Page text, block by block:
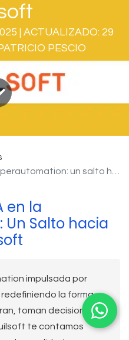
| ACTUALIZADO: 29
PESCIO
un salto hacia el futuro con Quilsoft
en la
Salto hacia
impulsada por
la forma
toman decisiones y
te contamos